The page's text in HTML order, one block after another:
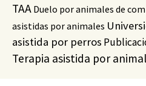
TAA Duelo por animales de
asistidas por animales
asistida por perros
Terapia asistida por